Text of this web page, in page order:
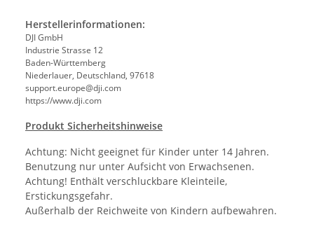
Herstellerinformationen:
DJI GmbH
Industrie Strasse 12
Baden-Württemberg
Niederlauer, Deutschland, 97618
support.europe@dji.com
https://www.dji.com
Produkt Sicherheitshinweise
Achtung: Nicht geeignet für Kinder unter 14 Jahren.
Benutzung nur unter Aufsicht von Erwachsenen.
Achtung! Enthält verschluckbare Kleinteile,
Erstickungsgefahr.
Außerhalb der Reichweite von Kindern aufbewahren.